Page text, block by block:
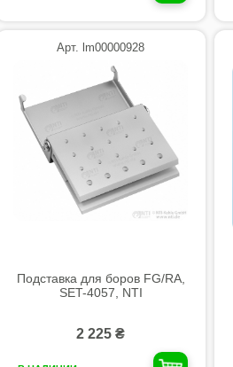
Арт. lm00000928
Подставка для боров FG/RA,
SET-4057, NTI
2 225 ₴